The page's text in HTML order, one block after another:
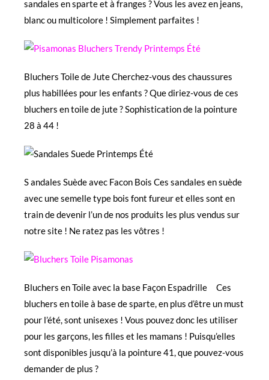
sandales en sparte et à franges ? Vous les avez en jeans,
blanc ou multicolore ! Simplement parfaites !
Bluchers Toile de JuteCherchez-vous des chaussures
plus habillées pour les enfants ? Que diriez-vous de ces
bluchers en toile de jute ? Sophistication de la pointure
28 à 44 !
S andales Suède avec Facon Bois Ces sandales en suède
avec une semelle type bois font fureur et elles sont en
train de devenir l’un de nos produits les plus vendus sur
notre site ! Ne ratez pas les vôtres !
Bluchers en Toile avec la base Façon Espadrille Ces
bluchers en toile à base de sparte, en plus d’être un must
pour l’été, sont unisexes ! Vous pouvez donc les utiliser
pour les garçons, les filles et les mamans ! Puisqu’elles
sont disponibles jusqu’à la pointure 41, que pouvez-vous
demander de plus ?